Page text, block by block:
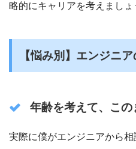
略的にキャリアを考えましょ
【悩み別】エンジニ
年齢を考えて、こ
実際に僕がエンジニアから